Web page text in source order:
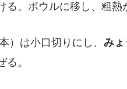
る。ボウルに移し、粗
本）は小口切りにし、 みょ
る。